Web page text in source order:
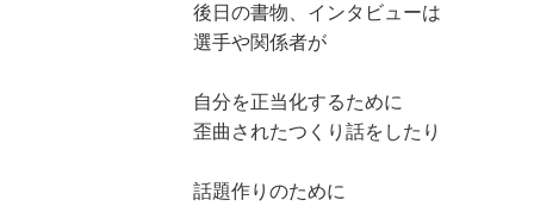
後日の書物、インタビューは
選手や関係者が
自分を正当化するために
歪曲されたつくり話をしたり
話題作りのために